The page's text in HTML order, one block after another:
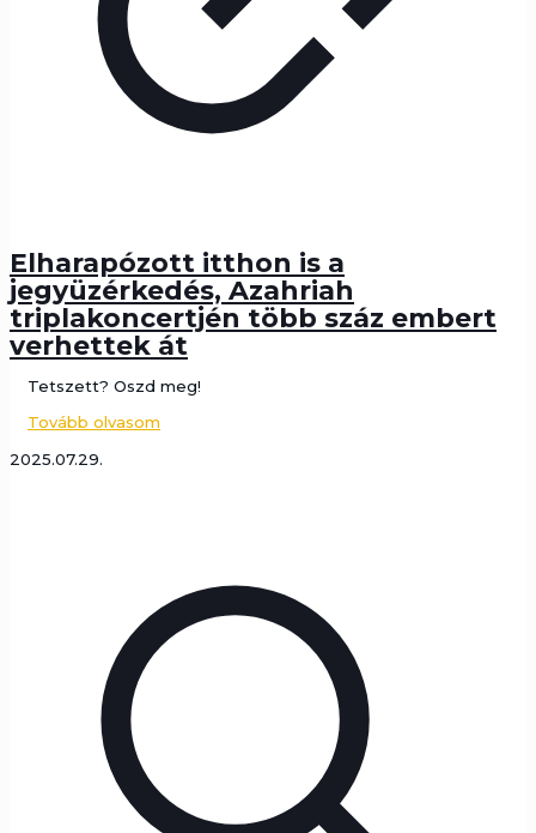
Elharapózott itthon is a
jegyüzérkedés, Azahriah
triplakoncertjén több száz embert
verhettek át
Tetszett? Oszd meg!
Tovább olvasom
2025.07.29.